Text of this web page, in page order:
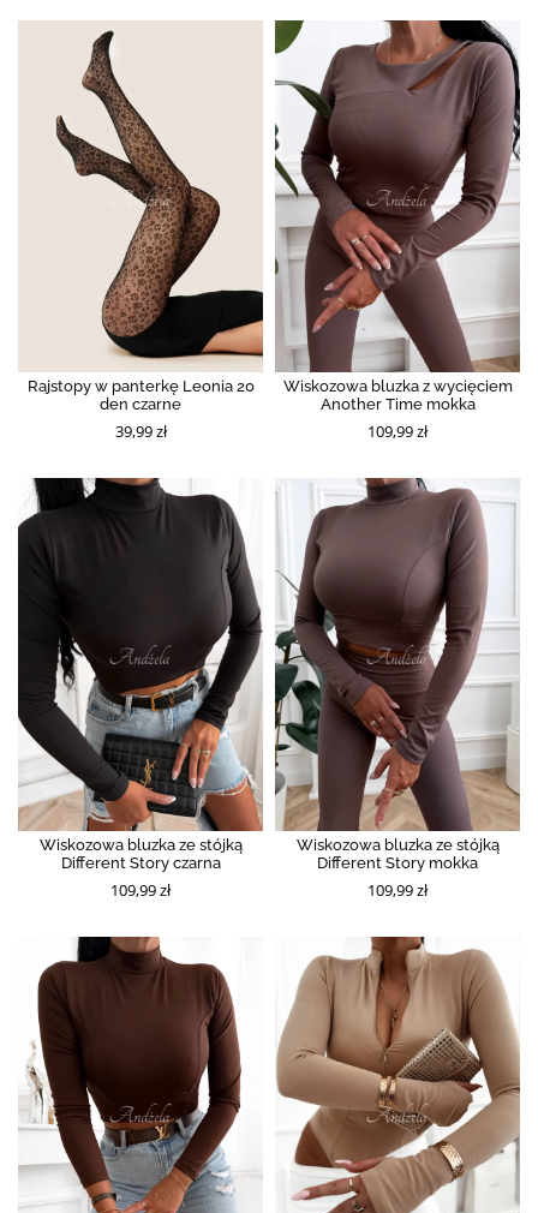
Rajstopy w panterkę Leonia 20
den czarne
39,99 zł
Wiskozowa bluzka z wycięciem
Another Time mokka
109,99 zł
Wiskozowa bluzka ze stójką
Different Story czarna
109,99 zł
Wiskozowa bluzka ze stójką
Different Story mokka
109,99 zł